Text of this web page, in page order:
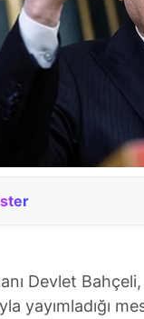
Devlet
yayımladığı